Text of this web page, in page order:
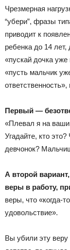
Чрезмерная
“убери”, фразы
приводит к
ребенка до 14
«пускай дочка
«пусть мальчик
Первый —
«Плевал я на ваши
Угадайте, кто
девчонок?
А второй
веры в работу,
веры, что «когда-
удовольствие».
Вы убили эту веру